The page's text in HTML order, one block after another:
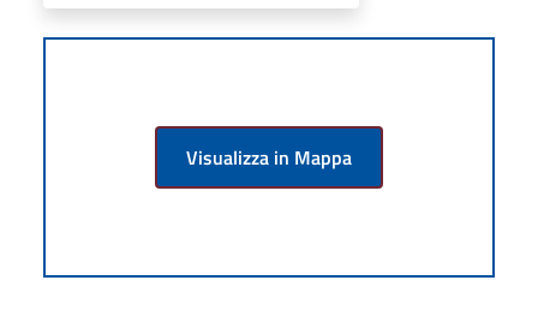
Visualizza in Mappa